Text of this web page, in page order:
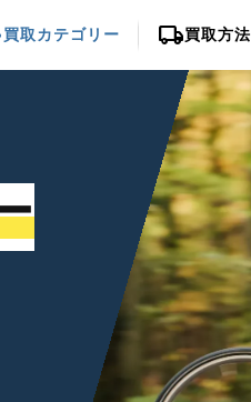
買取カテゴリー local_shipping買取方法